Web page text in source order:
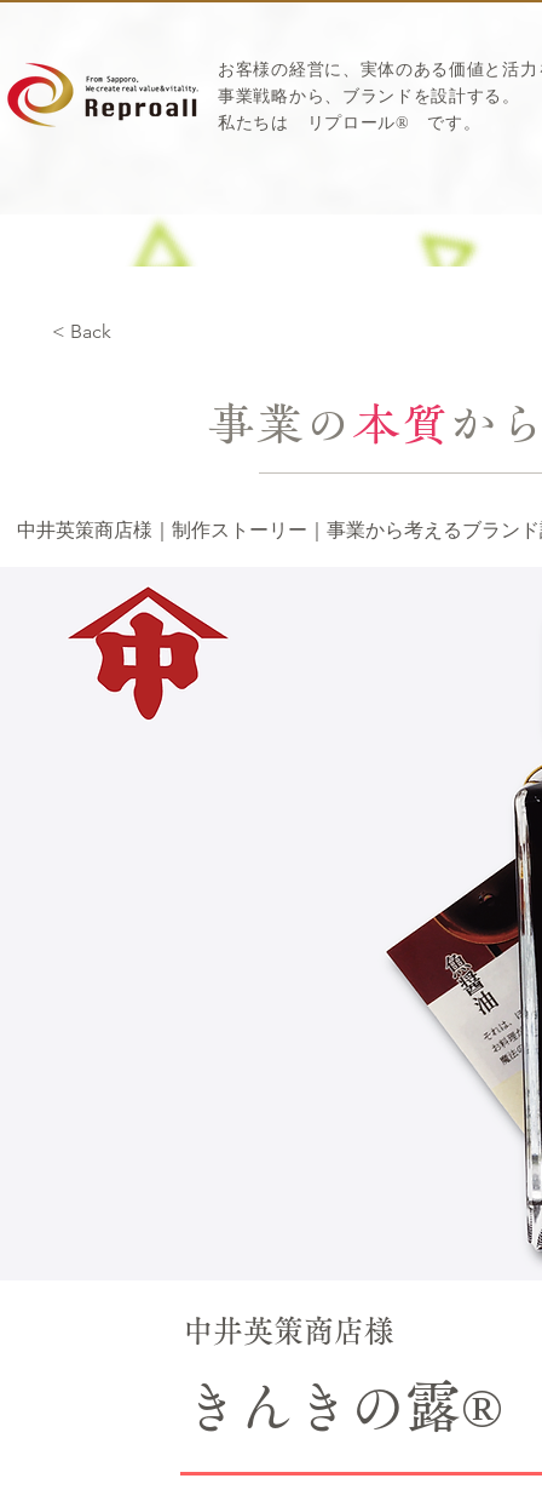
お客様の経営に、実体のある価値と活
​事業戦略から、ブランドを設計する。
私たちは
リプロール® です。
中井英策商店様
きんきの露®
< Back
事業の 本質 か
中井英策商店様｜制作ストーリー｜事業から考えるブラン